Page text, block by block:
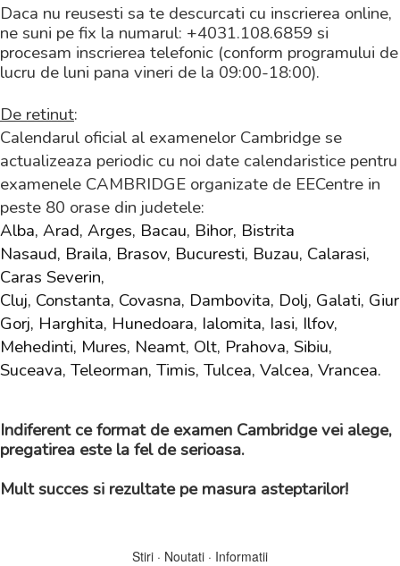
Daca nu reusesti sa te descurcati cu inscrierea online,
ne suni pe fix la numarul: +4031.108.6859 si
procesam inscrierea telefonic (conform programului de
lucru de luni pana vineri de la 09:00-18:00).
De retinut:
Calendarul oficial al examenelor Cambridge se
actualizeaza periodic cu noi date calendaristice pentru
examenele CAMBRIDGE organizate de EECentre in
peste 80 orase din judetele:
Alba, Arad, Arges, Bacau, Bihor, Bistrita
Nasaud, Braila, Brasov, Bucuresti, Buzau, Calarasi,
Caras Severin,
Cluj, Constanta, Covasna, Dambovita, Dolj, Galati,
Gorj, Harghita, Hunedoara, Ialomita, Iasi, Ilfov,
Mehedinti, Mures, Neamt, Olt, Prahova, Sibiu,
Suceava, Teleorman, Timis, Tulcea, Valcea, Vrancea.
Indiferent ce format de examen Cambridge vei alege,
pregatirea este la fel de serioasa.
Mult succes si rezultate pe masura asteptarilor!
Stiri · Noutati · Informatii